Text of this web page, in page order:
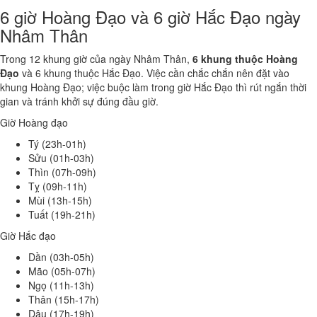
6 giờ Hoàng Đạo và 6 giờ Hắc Đạo ngày
Nhâm Thân
Trong 12 khung giờ của ngày Nhâm Thân, 6 khung thuộc Hoàng
Đạo và 6 khung thuộc Hắc Đạo. Việc cần chắc chắn nên đặt vào
khung Hoàng Đạo; việc buộc làm trong giờ Hắc Đạo thì rút ngắn thời
gian và tránh khởi sự đúng đầu giờ.
Giờ Hoàng đạo
Tý (23h-01h)
Sửu (01h-03h)
Thìn (07h-09h)
Tỵ (09h-11h)
Mùi (13h-15h)
Tuất (19h-21h)
Giờ Hắc đạo
Dần (03h-05h)
Mão (05h-07h)
Ngọ (11h-13h)
Thân (15h-17h)
Dậu (17h-19h)